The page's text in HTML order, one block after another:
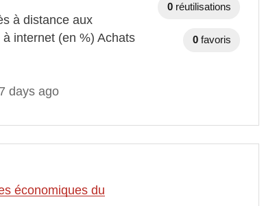
à distance aux
internet (en %) Achats
days ago
0 réutilisations
0 favoris
économiques du